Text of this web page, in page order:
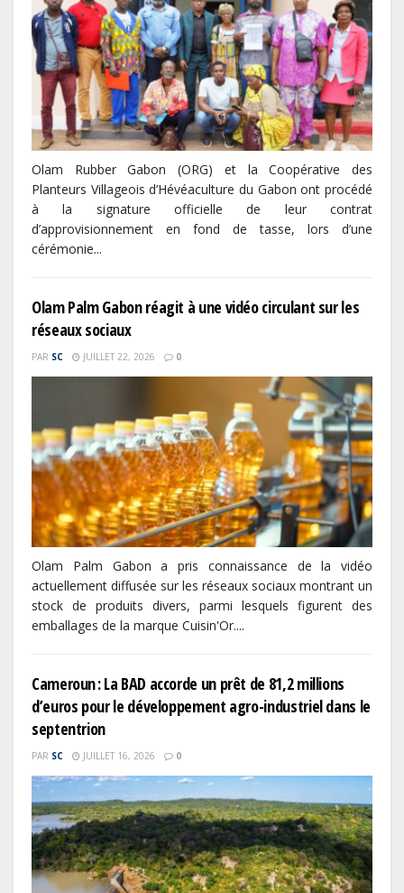
Olam Rubber Gabon (ORG) et la Coopérative des
Planteurs Villageois d’Hévéaculture du Gabon ont procédé
à la signature officielle de leur contrat
d’approvisionnement en fond de tasse, lors d’une
cérémonie...
Olam Palm Gabon réagit à une vidéo circulant sur les
réseaux sociaux
PAR SC JUILLET 22, 2026 0
Olam Palm Gabon a pris connaissance de la vidéo
actuellement diffusée sur les réseaux sociaux montrant un
stock de produits divers, parmi lesquels figurent des
emballages de la marque Cuisin'Or....
Cameroun : La BAD accorde un prêt de 81,2 millions
d’euros pour le développement agro-industriel dans le
septentrion
PAR SC JUILLET 16, 2026 0